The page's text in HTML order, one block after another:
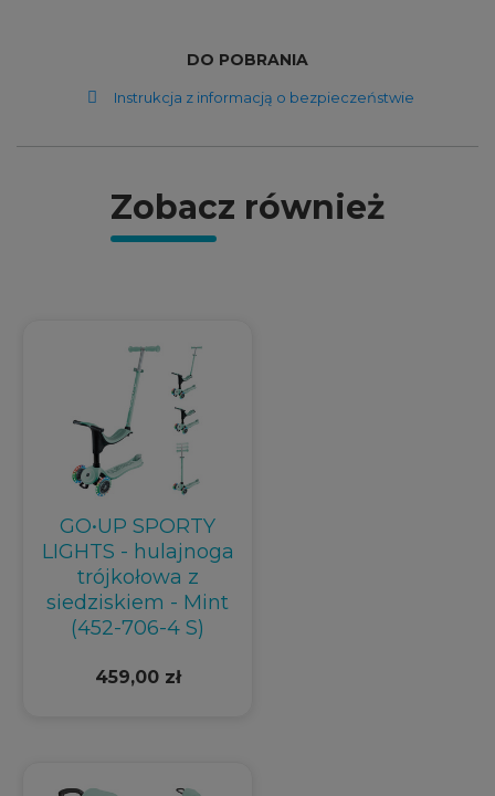
DO POBRANIA
Instrukcja z informacją o bezpieczeństwie
Zobacz również
GO•UP SPORTY
LIGHTS - hulajnoga
trójkołowa z
siedziskiem - Mint
(452-706-4 S)
459,00 zł